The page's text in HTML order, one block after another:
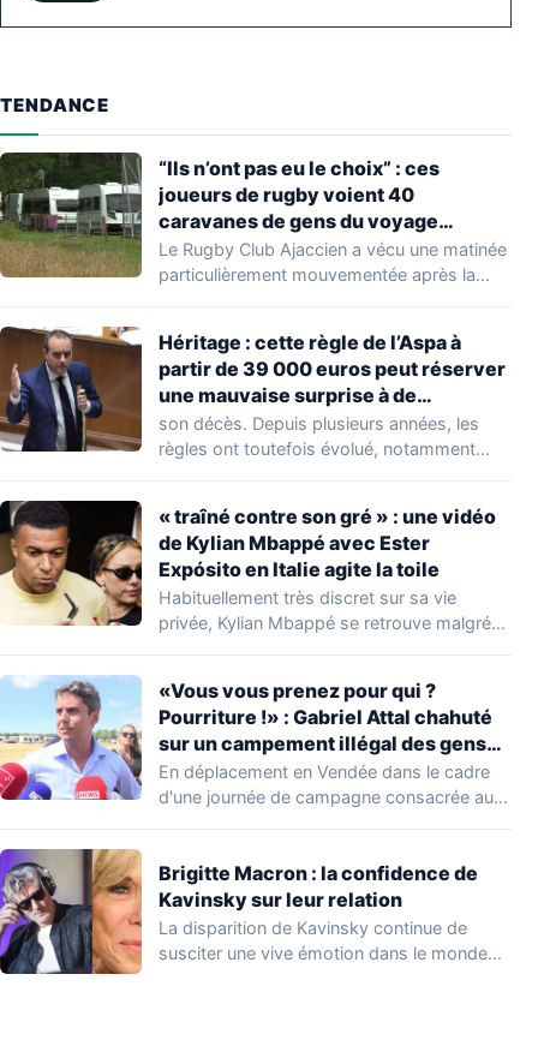
TENDANCE
“Ils n’ont pas eu le choix” : ces
joueurs de rugby voient 40
caravanes de gens du voyage
s’installer dans leur stade, ils les
délogent en moins d’1 heure
Le Rugby Club Ajaccien a vécu une matinée
particulièrement mouvementée après la
Héritage : cette règle de l’Aspa à
partir de 39 000 euros peut réserver
une mauvaise surprise à de
nombreuses familles
son décès. Depuis plusieurs années, les
règles ont toutefois évolué, notamment
« traîné contre son gré » : une vidéo
de Kylian Mbappé avec Ester
Expósito en Italie agite la toile
Habituellement très discret sur sa vie
privée, Kylian Mbappé se retrouve malgré
«Vous vous prenez pour qui ?
Pourriture !» : Gabriel Attal chahuté
sur un campement illégal des gens
du voyage
En déplacement en Vendée dans le cadre
d'une journée de campagne consacrée aux
Brigitte Macron : la confidence de
Kavinsky sur leur relation
La disparition de Kavinsky continue de
susciter une vive émotion dans le monde